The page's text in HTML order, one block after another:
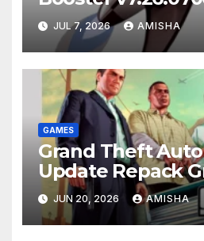
Terbaru Version
JUL 7, 2026 AMISHA
GAMES
Grand Theft
Update Repack
Download
JUN 20, 2026 AMISHA